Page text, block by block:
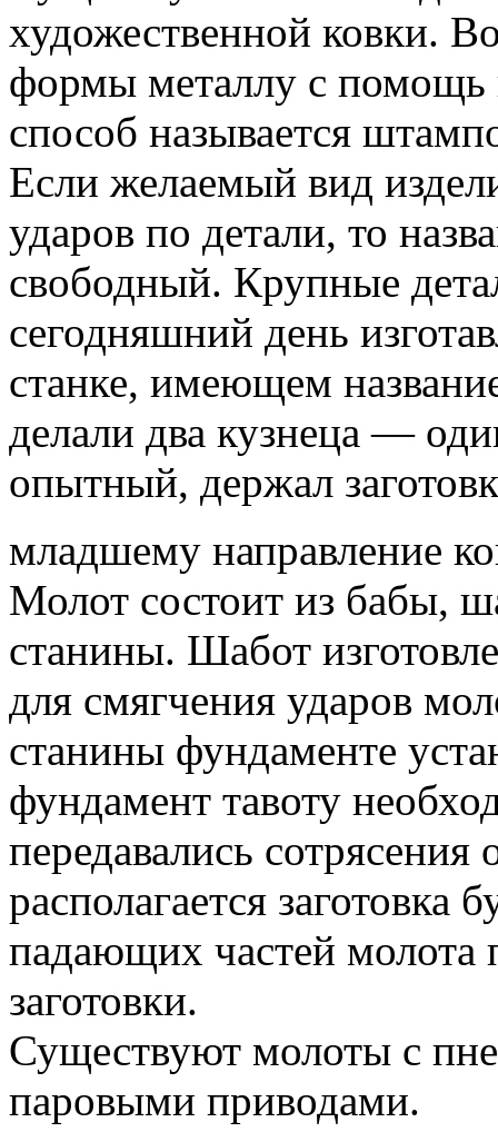
художественной ковки.
формы металлу с помощь
способ называется
Если желаемый вид
ударов по детали, то
свободный. Крупные
сегодняшний день
станке, имеющем
делали два кузнеца —
опытный, держал
младшему направление
Молот состоит из бабы,
станины. Шабот
для смягчения ударов
станины фундаменте
фундамент тавоту
передавались
располагается заготовка
падающих частей молота
заготовки.
Существуют молоты с
паровыми приводами.